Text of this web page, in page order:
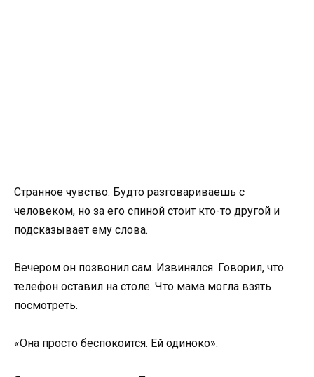
Странное чувство. Будто разговариваешь с
человеком, но за его спиной стоит кто-то другой и
подсказывает ему слова.
Вечером он позвонил сам. Извинялся. Говорил, что
телефон оставил на столе. Что мама могла взять
посмотреть.
«Она просто беспокоится. Ей одиноко».